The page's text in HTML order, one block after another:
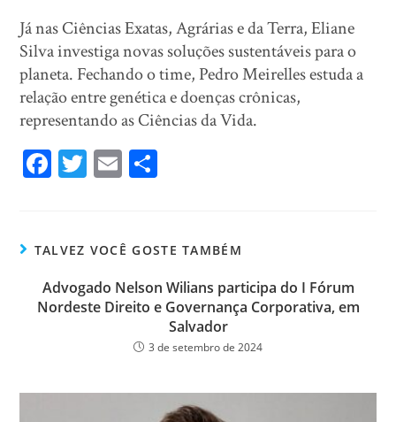
Já nas Ciências Exatas, Agrárias e da Terra, Eliane
Silva investiga novas soluções sustentáveis para o
planeta. Fechando o time, Pedro Meirelles estuda a
relação entre genética e doenças crônicas,
representando as Ciências da Vida.
Fa
ok
T
er
E
TALVEZ VOCÊ GOSTE TAMBÉM
Advogado Nelson Wilians participa do I Fórum
Nordeste Direito e Governança Corporativa, em
Salvador
3 de setembro de 2024